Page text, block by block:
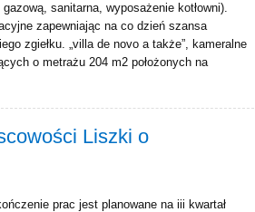
sanitarna, wyposażenie kotłowni).
zapewniając na co dzień szansa
zgiełku. „villa de novo a także”, kameralne
o metrażu 204 m2 położonych na
Liszki o
prac jest planowane na iii kwartał